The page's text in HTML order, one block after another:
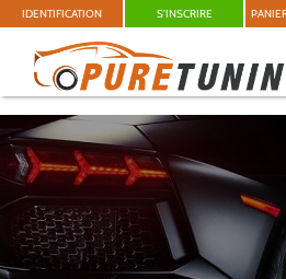
IDENTIFICATION S'INSCRIRE